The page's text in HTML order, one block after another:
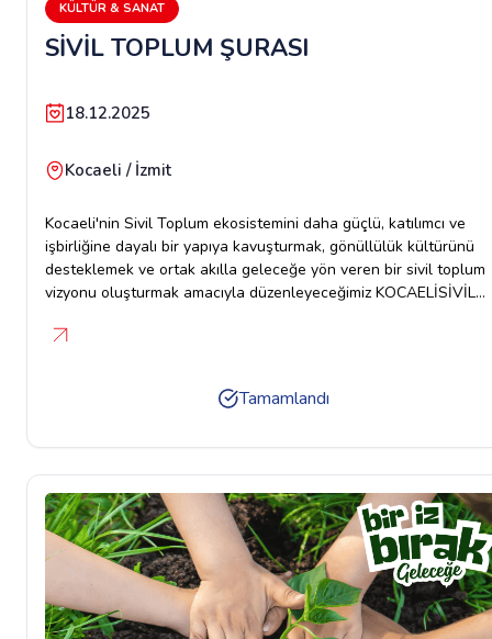
KÜLTÜR & SANAT
SİVİL TOPLUM ŞURASI
18.12.2025
Kocaeli / İzmit
Kocaeli'nin Sivil Toplum ekosistemini daha güçlü, katılımcı ve
işbirliğine dayalı bir yapıya kavuşturmak, gönüllülük kültürünü
desteklemek ve ortak akılla geleceğe yön veren bir sivil toplum
vizyonu oluşturmak amacıyla düzenleyeceğimiz KOCAELİSİVİL
ARALIK 2025 PERŞEMBESAAT: 09:30YER: KOCAELİ KONGRE
Tamamlandı